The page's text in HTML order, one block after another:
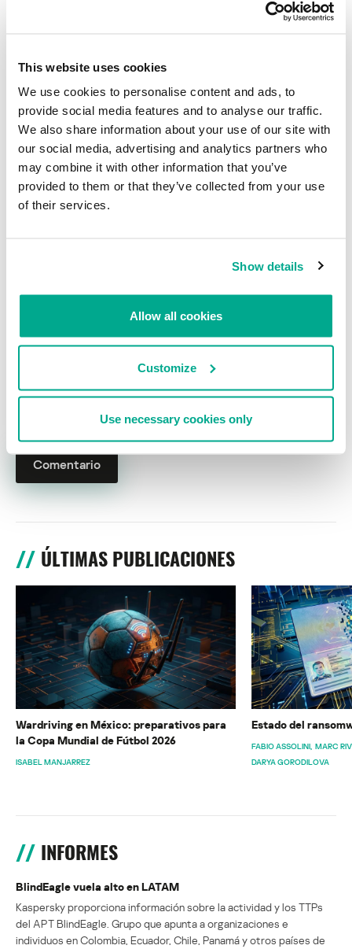
This website uses cookies
We use cookies to personalise content and ads, to
provide social media features and to analyse our traffic.
We also share information about your use of our site with
our social media, advertising and analytics partners who
may combine it with other information that you’ve
provided to them or that they’ve collected from your use
of their services.
Show details
Allow all cookies
Customize
Use necessary cookies only
se realiza de forma regular, pero sus datos son capturados y
de extensiones y complementos, de la misma manera en que lo
deberían aceptar la instalación de las extensiones ofrecidas en las
tiendas oficiales”, concluyó.
Threatpost
Extensión maliciosa de Chrome roba datos
en sitios web
campos obligatorios están marcados con*
ÚLTIMAS PUBLICACIONES
Wardriving en México: preparativos para
la Copa Mundial de Fútbol 2026
ISABEL MANJARREZ
Estado del
FABIO ASSOLINI MARC
DARYA GORODILOVA
INFORMES
BlindEagle vuela alto en LATAM
Kaspersky proporciona información sobre la actividad y los TTPs
del APT BlindEagle. Grupo que apunta a organizaciones e
individuos en Colombia, Ecuador, Chile, Panamá y otros países de